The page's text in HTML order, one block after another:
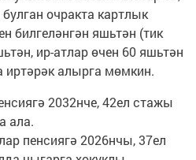
очракта картлык
билгеләнгән яшьтән (тик
ир-атлар өчен 60 яшьтән
иртәрәк алырга мөмкин.
2032нче, 42ел стажы
ала.
пенсиягә 2026нчы, 37ел